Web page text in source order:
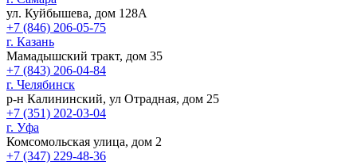
ул. Куйбышева, дом 128А
+7 (846) 206-05-75
г. Казань
Мамадышский тракт, дом 35
+7 (843) 206-04-84
г. Челябинск
р-н Калининский, ул Отрадная, дом 25
+7 (351) 202-03-04
г. Уфа
Комсомольская улица, дом 2
+7 (347) 229-48-36